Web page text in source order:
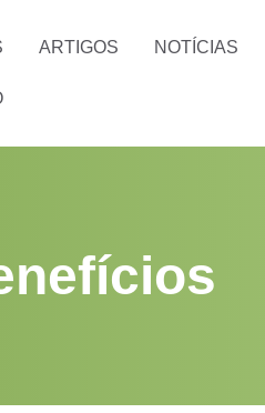
ARTIGOS NOTÍCIAS